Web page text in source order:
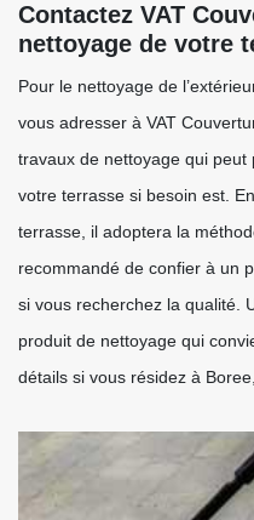
Contactez VAT
nettoyage de votre
Pour le nettoyage de
vous adresser à VAT
travaux de nettoyage qui
votre terrasse si besoin est.
terrasse, il adoptera la
recommandé de confier à un
si vous recherchez la qualité.
produit de nettoyage qui
détails si vous résidez à